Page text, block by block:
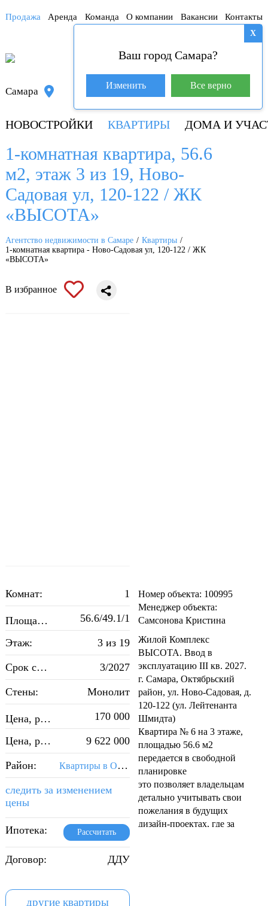
Продажа Аренда Команда О компании Вакансии Контакты
База покупателей (600)
Самара +7 917 145-78-45
НОВОСТРОЙКИ КВАРТИРЫ ДОМА И
X
Ваш город Самара?
Изменить Все верно
1-комнатная квартира, 56.6
м2, этаж 3 из 19, Ново-
Садовая ул, 120-122 / ЖК
«ВЫСОТА»
Агентство недвижимости в Самаре
Квартиры
1-комнатная квартира - Ново-Садовая ул, 120-122 / ЖК
«ВЫСОТА»
В избранное
Комнат: 1
Площадь, м 56.6/49.1/1
Этаж: 3 из 19
Срок сдачи: 3/2027
Стены: Монолит
Цена, руб./м 170 000
Цена, руб.: 9 622 000
Район: Квартиры в Октябрьском районе Самары
следить за изменением
цены
Ипотека: Рассчитать
Договор: ДДУ
другие квартиры
Номер объекта: 100995
Менеджер объекта:
Самсонова Кристина
Жилой Комплекс
ВЫСОТА. Ввод в
эксплуатацию III кв. 2027.
г. Самара, Октябрьский
район, ул. Ново-Садовая, д.
120-122 (ул. Лейтенанта
Шмидта)
Квартира № 6 на 3 этаже,
площадью 56.6 м2
передается в свободной
планировке
это позволяет владельцам
детально учитывать свои
пожелания в будущих
дизайн-проектах, где за